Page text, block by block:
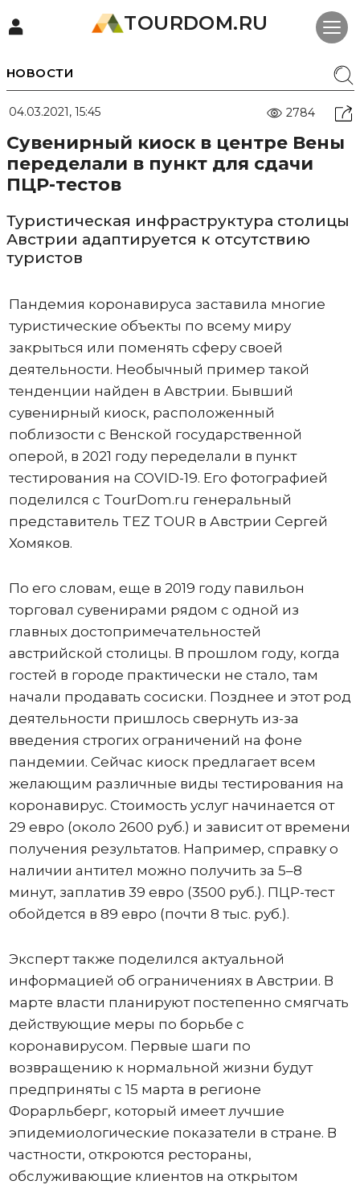
TOURDOM.RU
НОВОСТИ
04.03.2021, 15:45 2784
Сувенирный киоск в центре Вены
переделали в пункт для сдачи
ПЦР-тестов
Туристическая инфраструктура столицы
Австрии адаптируется к отсутствию
туристов
Пандемия коронавируса заставила многие
туристические объекты по всему миру
закрыться или поменять сферу своей
деятельности. Необычный пример такой
тенденции найден в Австрии. Бывший
сувенирный киоск, расположенный
поблизости с Венской государственной
оперой, в 2021 году переделали в пункт
тестирования на COVID-19. Его фотографией
поделился с TourDom.ru генеральный
представитель TEZ TOUR в Австрии Сергей
Хомяков.
По его словам, еще в 2019 году павильон
торговал сувенирами рядом с одной из
главных достопримечательностей
австрийской столицы. В прошлом году, когда
гостей в городе практически не стало, там
начали продавать сосиски. Позднее и этот род
деятельности пришлось свернуть из-за
введения строгих ограничений на фоне
пандемии. Сейчас киоск предлагает всем
желающим различные виды тестирования на
коронавирус. Стоимость услуг начинается от
29 евро (около 2600 руб.) и зависит от времени
получения результатов. Например, справку о
наличии антител можно получить за 5–8
минут, заплатив 39 евро (3500 руб.). ПЦР-тест
обойдется в 89 евро (почти 8 тыс. руб.).
Эксперт также поделился актуальной
информацией об ограничениях в Австрии. В
марте власти планируют постепенно смягчать
действующие меры по борьбе с
коронавирусом. Первые шаги по
возвращению к нормальной жизни будут
предприняты с 15 марта в регионе
Форарльберг, который имеет лучшие
эпидемиологические показатели в стране. В
частности, откроются рестораны,
обслуживающие клиентов на открытом